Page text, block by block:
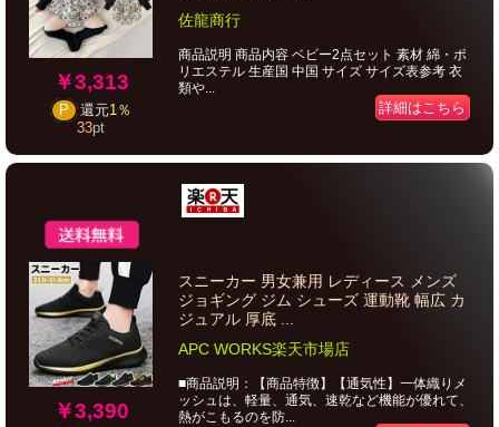
￥3,313
P 還元1％
33pt
佐龍商行
商品説明 商品内容 ベビー2点セット 素材 綿・ポ
リエステル 生産国 中国 サイズ サイズ表参考 衣
類や...
詳細はこちら
￥3,390
スニーカー 男女兼用 レディース メンズ
ジョギング ジム シューズ 運動靴 幅広 カ
ジュアル 厚底 ...
APC WORKS楽天市場店
■商品説明：【商品特徴】【通気性】一体織りメ
ッシュは、軽量、通気、速乾など機能が優れて、
熱がこもるのを防...